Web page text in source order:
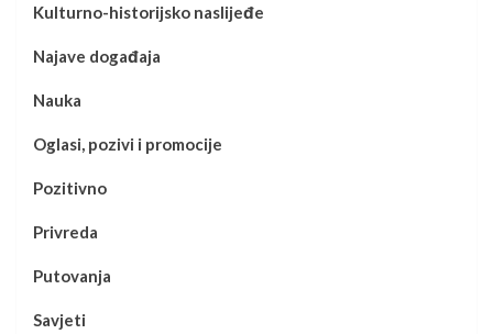
Kulturno-historijsko naslijeđe
Najave događaja
Nauka
Oglasi, pozivi i promocije
Pozitivno
Privreda
Putovanja
Savjeti